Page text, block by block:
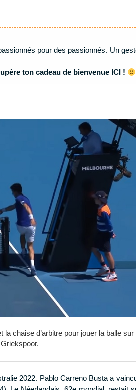
pour des passionnés. Un
ton cadeau de bienvenue ICI !
chaise d’arbitre pour jouer la balle sur
2022. Pablo Carreno Busta a